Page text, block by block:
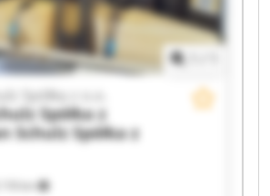
km
Spółka z o.o.
Spółka z
Schulz Spółka z